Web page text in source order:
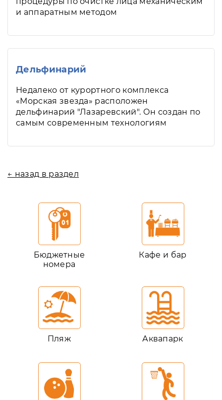
и аппаратным методом
Дельфинарий
Недалеко от курортного комплекса
«Морская звезда» расположен
дельфинарий "Лазаревский". Он создан по
самым современным технологиям
← назад в раздел
Бюджетные
номера
Кафе и бар
Пляж Аквапарк